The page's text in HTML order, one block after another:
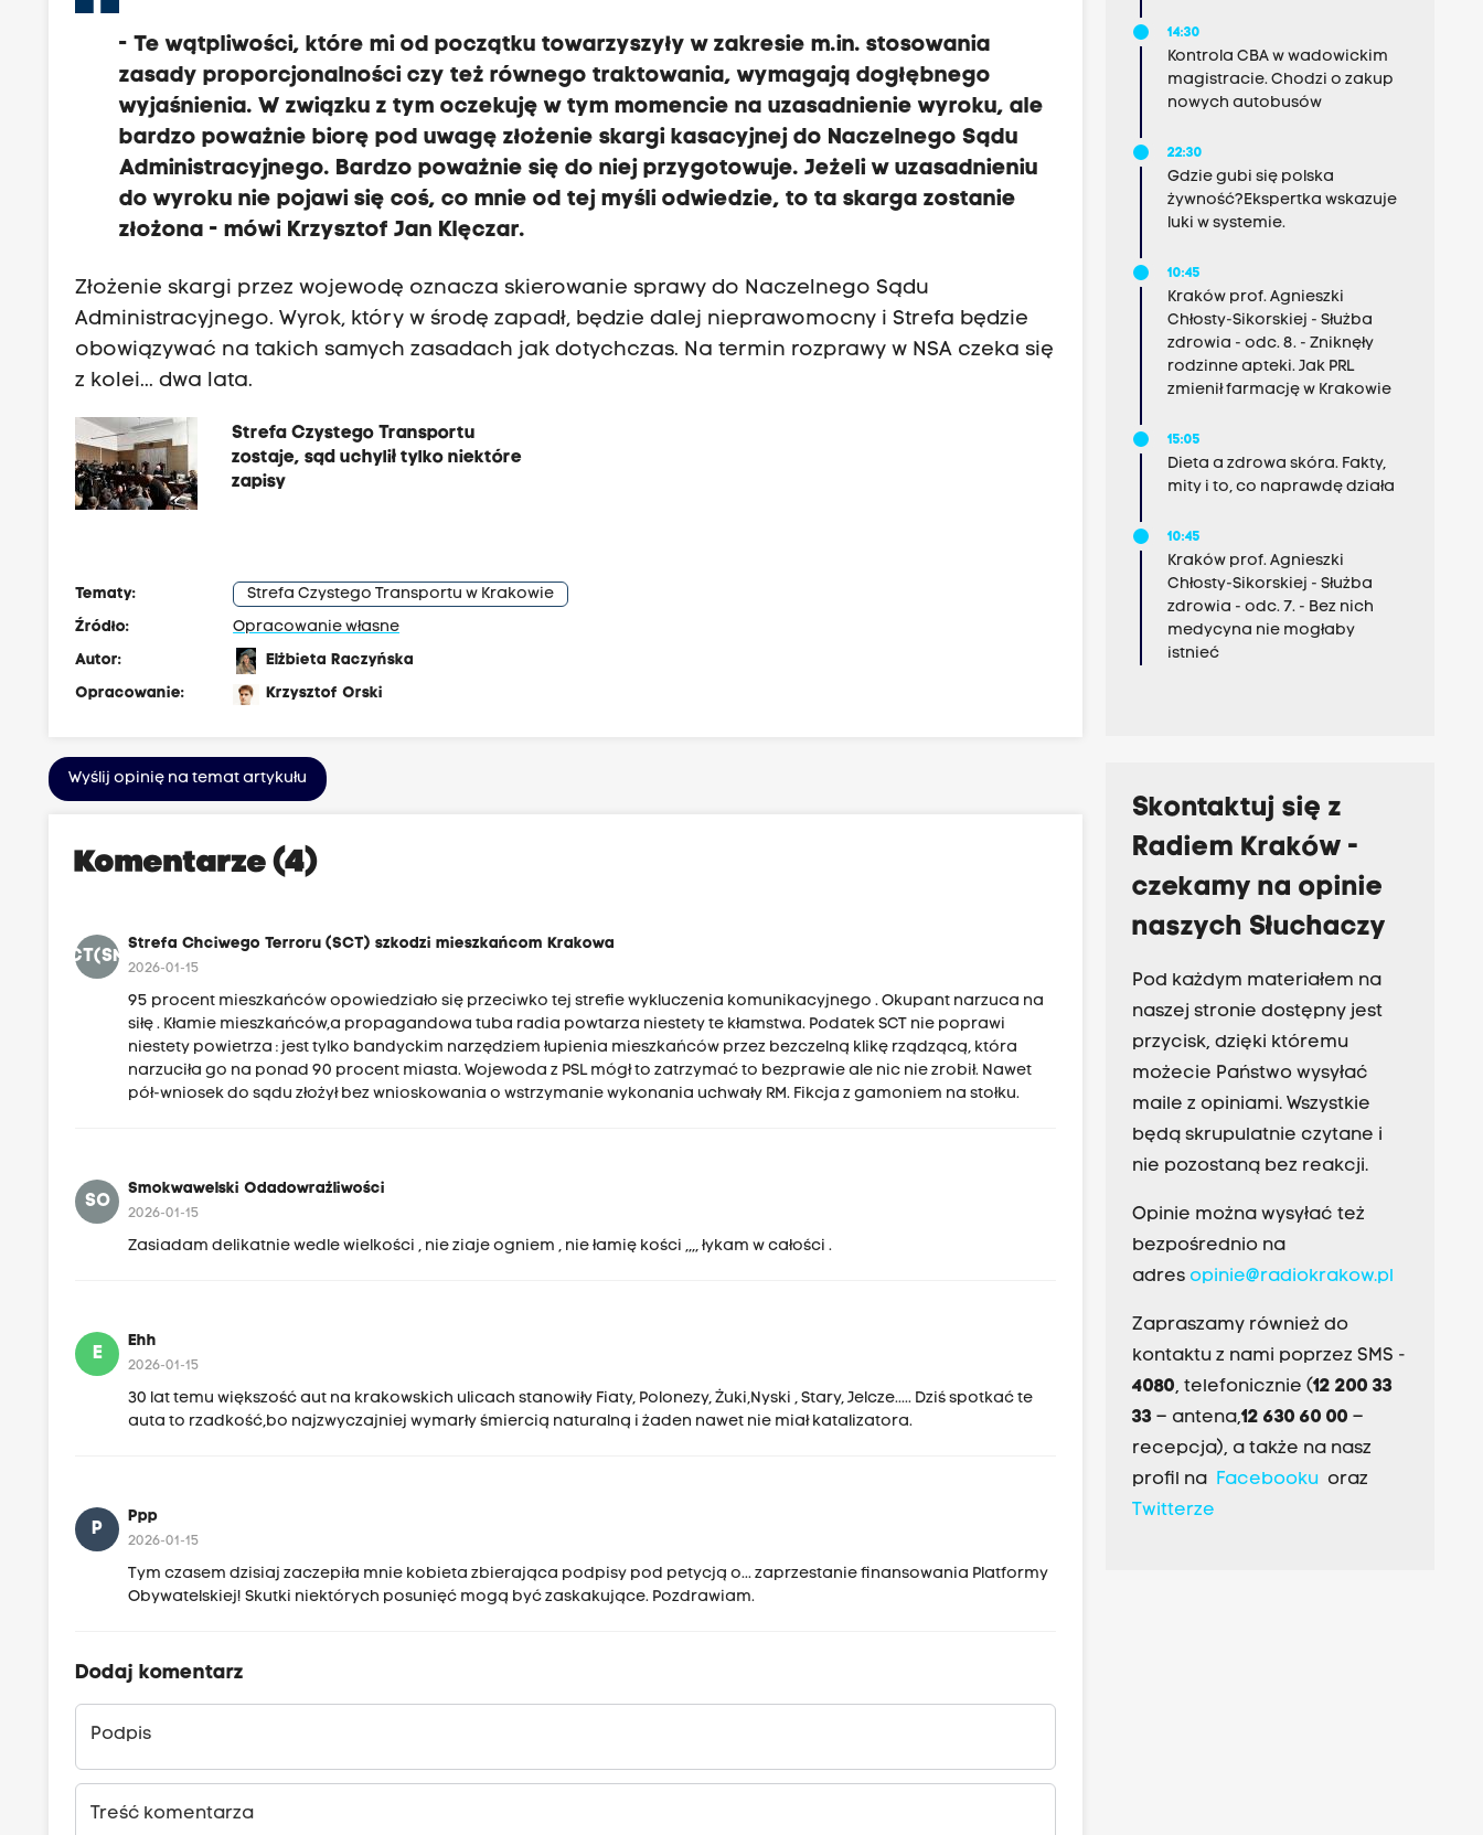
- Te wątpliwości, które mi od początku towarzyszyły w zakresie m.in. stosowania
zasady proporcjonalności czy też równego traktowania, wymagają dogłębnego
wyjaśnienia. W związku z tym oczekuję w tym momencie na uzasadnienie wyroku, ale
bardzo poważnie biorę pod uwagę złożenie skargi kasacyjnej do Naczelnego Sądu
Administracyjnego. Bardzo poważnie się do niej przygotowuje.Jeżeli w uzasadnieniu
do wyroku nie pojawi się coś, co mnie od tej myśli odwiedzie, to ta skarga zostanie
złożona- mówi Krzysztof Jan Klęczar.
Złożenie skargi przez wojewodę oznacza skierowanie sprawy do Naczelnego Sądu
Administracyjnego. Wyrok, który w środę zapadł, będzie dalej nieprawomocny i Strefa będzie
obowiązywać na takich samych zasadach jak dotychczas. Na termin rozprawy w NSA czeka się
z kolei... dwa lata.
Strefa Czystego Transportu
zostaje, sąd uchylił tylko niektóre
zapisy
Tematy:
Strefa Czystego Transportu w Krakowie
Źródło:
Opracowanie własne
Autor:
Elżbieta Raczyńska
Opracowanie:
Krzysztof Orski
Wyślij opinię na temat artykułu
Komentarze (4)
SCT(SMK
Strefa Chciwego Terroru (SCT) szkodzi mieszkańcom Krakowa
2026-01-15
95 procent mieszkańców opowiedziało się przeciwko tej strefie wykluczenia komunikacyjnego . Okupant narzuca na
siłę . Kłamie mieszkańców,a propagandowa tuba radia powtarza niestety te kłamstwa. Podatek SCT nie poprawi
niestety powietrza : jest tylko bandyckim narzędziem łupienia mieszkańców przez bezczelną klikę rządzącą, która
narzuciła go na ponad 90 procent miasta. Wojewoda z PSL mógł to zatrzymać to bezprawie ale nic nie zrobił. Nawet
pół-wniosek do sądu złożył bez wnioskowania o wstrzymanie wykonania uchwały RM. Fikcja z gamoniem na stołku.
SO
Smokwawelski Odadowrażliwości
2026-01-15
Zasiadam delikatnie wedle wielkości , nie ziaje ogniem , nie łamię kości ,,,, łykam w całości .
E
Ehh
2026-01-15
30 lat temu większość aut na krakowskich ulicach stanowiły Fiaty, Polonezy, Żuki,Nyski , Stary, Jelcze..... Dziś spotkać te
auta to rzadkość,bo najzwyczajniej wymarły śmiercią naturalną i żaden nawet nie miał katalizatora.
P
Ppp
2026-01-15
Tym czasem dzisiaj zaczepiła mnie kobieta zbierająca podpisy pod petycją o... zaprzestanie finansowania Platformy
Obywatelskiej! Skutki niektórych posunięć mogą być zaskakujące. Pozdrawiam.
Dodaj komentarz
Podpis
Treść komentarza
14:30
Kontrola CBA w wadowickim
magistracie. Chodzi o zakup
nowych autobusów
22:30
Gdzie gubi się polska
żywność?Ekspertka wskazuje
luki w systemie.
10:45
Kraków prof. Agnieszki
Chłosty-Sikorskiej - Służba
zdrowia - odc. 8. - Zniknęły
rodzinne apteki. Jak PRL
zmienił farmację w Krakowie
15:05
Dieta a zdrowa skóra. Fakty,
mity i to, co naprawdę działa
10:45
Kraków prof. Agnieszki
Chłosty-Sikorskiej - Służba
zdrowia - odc. 7. - Bez nich
medycyna nie mogłaby
istnieć
Skontaktuj się z
Radiem Kraków -
czekamy na opinie
naszych Słuchaczy
Pod każdym materiałem na
naszej stronie dostępny jest
przycisk, dzięki któremu
możecie Państwo wysyłać
maile z opiniami. Wszystkie
będą skrupulatnie czytane i
nie pozostaną bez reakcji.
Opinie można wysyłać też
bezpośrednio na
adres opinie@radiokrakow.pl
Zapraszamy również do
kontaktu z nami poprzez SMS -
4080, telefonicznie (12 200 33
33– antena,12 630 60 00 –
recepcja), a także na nasz
profil na Facebookuoraz
Twitterze